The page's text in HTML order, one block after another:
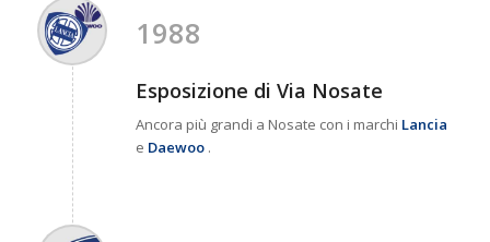
1988
Esposizione di Via Nosate
Ancora più grandi a Nosate con i marchi Lancia
e Daewoo.